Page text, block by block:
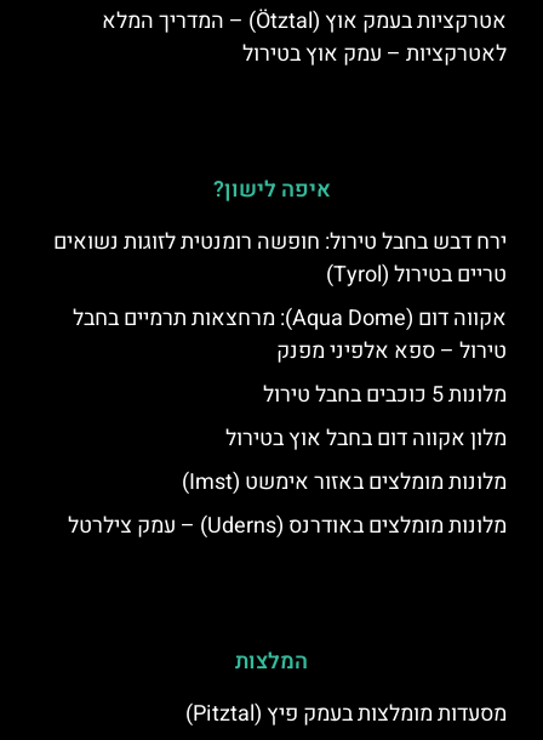
אטרקציות בעמק אוץ (Ötztal) – המדריך המלא
לאטרקציות – עמק אוץ בטירול
איפה לישון?
ירח דבש בחבל טירול: חופשה רומנטית לזוגות נשואים
טריים בטירול (Tyrol)
אקווה דום (Aqua Dome): מרחצאות תרמיים בחבל
טירול – ספא אלפיני מפנק
מלונות 5 כוכבים בחבל טירול
מלון אקווה דום בחבל אוץ בטירול
מלונות מומלצים באזור אימשט (Imst)
מלונות מומלצים באודרנס (Uderns) – עמק צילרטל
המלצות
מסעדות מומלצות בעמק פיץ (Pitztal)